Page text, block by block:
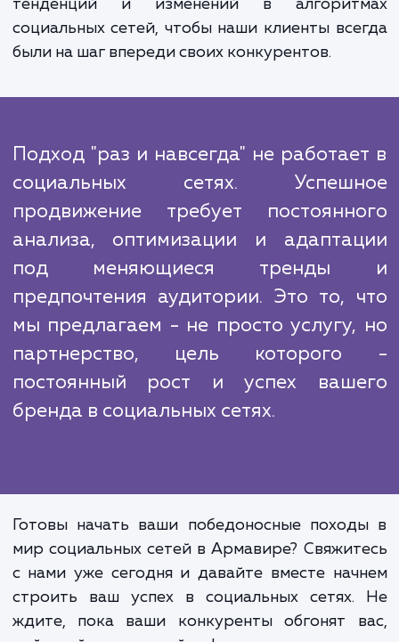
клиентами. Социальные сети - это
инструмент для построения и
требует индивидуального подхода.
поэтому мы настраиваем нашу стратегию
каждого клиента, учитывая особенности
бизнеса и потребности его аудитории. В
время, мы всегда держим палец на пульсе
тенденций и изменений в
были на шаг впереди своих конкурентов.
продвижение требует
анализа, оптимизации и
под меняющиеся
предпочтения аудитории. Это то,